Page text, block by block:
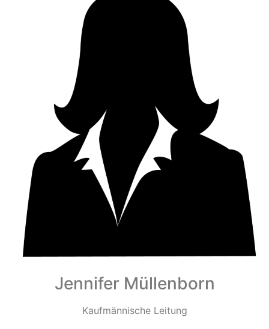
Jennifer Müllenborn
Kaufmännische Leitung